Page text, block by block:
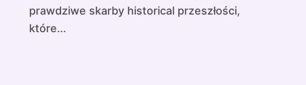
prawdziwe skarby historical przeszłości,
które...